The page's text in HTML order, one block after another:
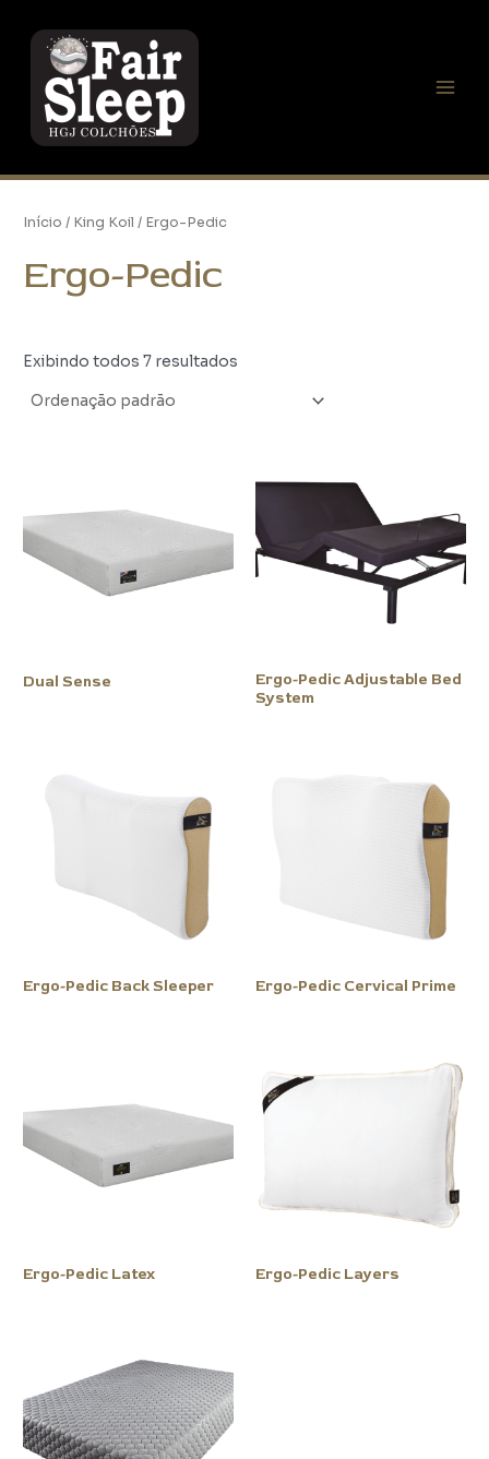
para
conteúdo
Início / King Koil / Ergo-Pedic
Ergo-Pedic
Exibindo todos 7 resultados
Dual Sense
Ergo-Pedic Adjustable Bed
System
Ergo-Pedic Back Sleeper Ergo-Pedic Cervical Prime
Ergo-Pedic Latex Ergo-Pedic Layers